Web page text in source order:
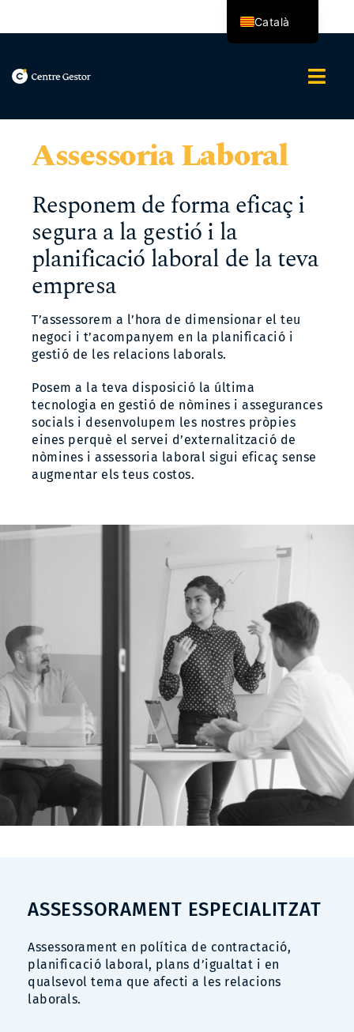
Assessoria Integral
Blog
Assessoria Laboral
Responem de forma eficaç i
segura a la gestió i la
planificació laboral de la teva
empresa
T’assessorem a l’hora de dimensionar el teu
negoci i t’acompanyem en la planificació i
gestió de les relacions laborals.
Posem a la teva disposició la última
tecnologia en gestió de nòmines i assegurances
socials i desenvolupem les nostres pròpies
eines perquè el servei d’externalització de
nòmines i assessoria laboral sigui eficaç sense
augmentar els teus costos.
ASSESSORAMENT ESPECIALITZAT
Assessorament en política de contractació,
planificació laboral, plans d’igualtat i en
qualsevol tema que afecti a les relacions
laborals.
Català
Español